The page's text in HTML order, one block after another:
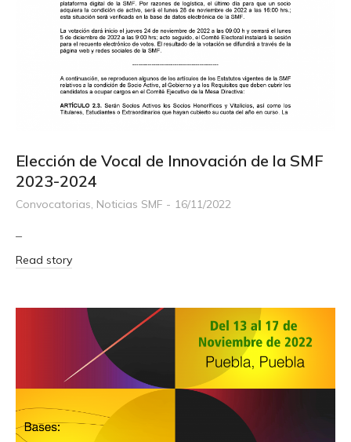
Elección de Vocal de Innovación de la SMF
2023-2024
Convocatorias, Noticias SMF 16/11/2022
–
Read story